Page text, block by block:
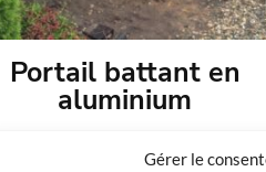
Gérer le
Portail battant en
aluminium